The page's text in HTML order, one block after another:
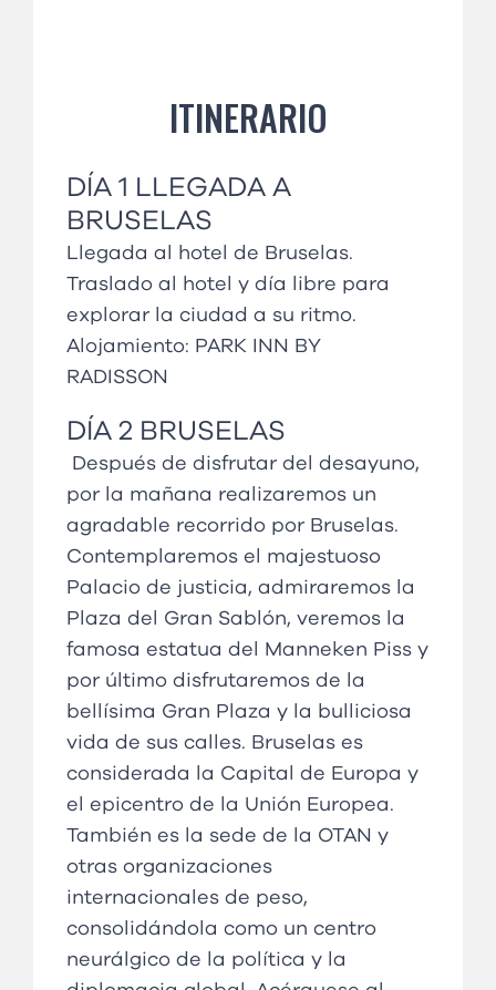
ITINERARIO
DÍA 1 LLEGADA A
BRUSELAS
Llegada al hotel de Bruselas.
Traslado al hotel y día libre para
explorar la ciudad a su ritmo.
Alojamiento: PARK INN BY
RADISSON
DÍA 2 BRUSELAS
Después de disfrutar del desayuno,
por la mañana realizaremos un
agradable recorrido por Bruselas.
Contemplaremos el majestuoso
Palacio de justicia, admiraremos la
Plaza del Gran Sablón, veremos la
famosa estatua del Manneken Piss y
por último disfrutaremos de la
bellísima Gran Plaza y la bulliciosa
vida de sus calles. Bruselas es
considerada la Capital de Europa y
el epicentro de la Unión Europea.
También es la sede de la OTAN y
otras organizaciones
internacionales de peso,
consolidándola como un centro
neurálgico de la política y la